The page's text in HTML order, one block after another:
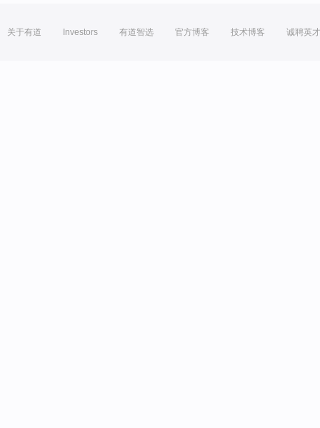
关于有道 Investors 有道智选 官方博客 技术博客 诚聘英才